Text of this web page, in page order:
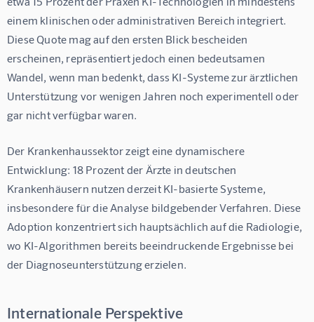
einem klinischen oder administrativen Bereich integriert
Diese Quote mag auf den ersten Blick bescheiden
erscheinen, repräsentiert jedoch einen bedeutsamen
Wandel, wenn man bedenkt, dass KI-Systeme zur ärztlichen
Unterstützung vor wenigen Jahren noch experimentell oder
gar nicht verfügbar waren.
Der Krankenhaussektor zeigt eine dynamischere
Entwicklung: 18 Prozent der Ärzte in deutschen
Krankenhäusern nutzen derzeit KI-basierte Systeme,
insbesondere für die Analyse bildgebender Verfahren . Diese
Adoption konzentriert sich hauptsächlich auf die Radiologie,
wo KI-Algorithmen bereits beeindruckende Ergebnisse bei
der Diagnoseunterstützung erzielen.
Internationale Perspektive